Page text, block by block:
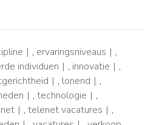
, ervaringsniveaus
,
individuen , innovatie
,
, lonend
,
, technologie
,
, telenet vacatures
,